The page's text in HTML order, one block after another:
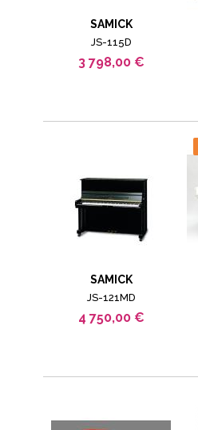
SAMICK
JS-115D
3 798,00 €
SAMICK
JS-121MD
4 750,00 €